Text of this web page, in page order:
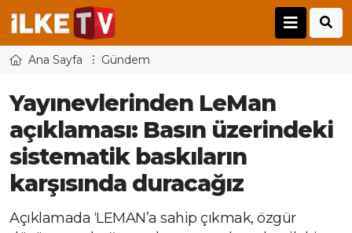
Ana Sayfa Gündem
Yayınevlerinden LeMan
açıklaması: Basın üzerindeki
sistematik baskıların
karşısında duracağız
Açıklamada ‘LEMAN’a sahip çıkmak, özgür